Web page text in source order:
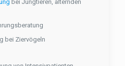
bei Jungtieren, alternden
bei Ziervögeln